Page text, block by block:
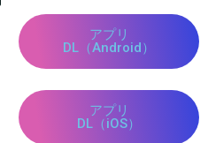
アプリ
DL（Android）
アプリ
DL（iOS）